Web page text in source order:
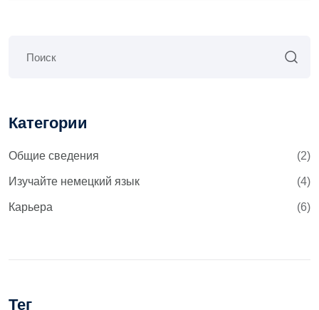
Категории
Общие сведения (2)
Изучайте немецкий язык (4)
Карьера (6)
Тег